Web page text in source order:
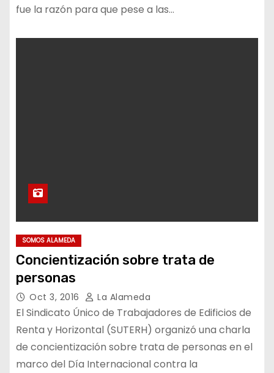
fue la razón para que pese a las…
SOMOS ALAMEDA
Concientización sobre trata de
personas
Oct 3, 2016 La Alameda
El Sindicato Único de Trabajadores de Edificios de
Renta y Horizontal (SUTERH) organizó una charla
de concientización sobre trata de personas en el
marco del Día Internacional contra la